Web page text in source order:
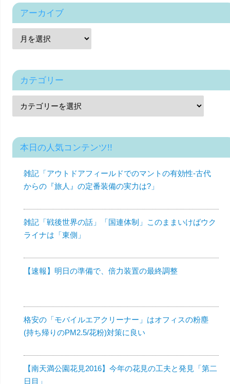
アーカイブ
カテゴリー
本日の人気コンテンツ!!
雑記「アウトドアフィールドでのマントの有効性-古代
からの『旅人』の定番装備の実力は?」
雑記「戦後世界の話」「国連体制」このままいけばウク
ライナは「東側」
【速報】明日の準備で、倍力装置の最終調整
格安の「モバイルエアクリーナー」はオフィスの粉塵
(持ち帰りのPM2.5/花粉)対策に良い
【南天満公園花見2016】今年の花見の工夫と発見「第二
日目」